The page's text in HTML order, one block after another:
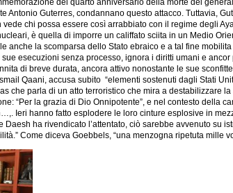
del quarto anniversario della morte del
Antonio Guterres, condannano questo attacco. Tuttavia,
chi possa essere così arrabbiato con il regime degli
è quella di imporre un califfato sciita in un Medio
anche la scomparsa dello Stato ebraico e a tal fine
esecuzioni senza processo, ignora i diritti umani e
di breve durata, ancora attivo nonostante le sue
Qaani, accusa subito “elementi sostenuti dagli Stati
che parla di un atto terroristico che mira a destabilizzare
“Per la grazia di Dio Onnipotente”, e nel contesto della
Ieri hanno fatto esplodere le loro cinture esplosive in
Daesh ha rivendicato l’attentato, ciò sarebbe avvenuto su
Come diceva Goebbels, “una menzogna ripetuta mille